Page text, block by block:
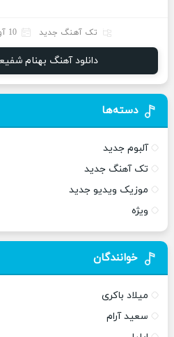
تک آهنگ جدید 10 آوریل 2021
دانلود آهنگ بهنام
دسته‌ها
آلبوم جدید
تک آهنگ جدید
موزیک ویدیو جدید
ویژه
خوانندگان
میلاد باکری
سعید آرام